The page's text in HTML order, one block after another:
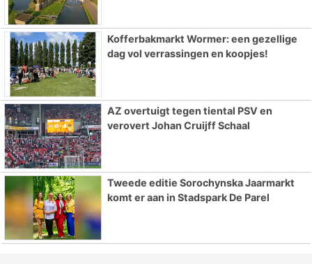
Kofferbakmarkt Wormer: een gezellige
dag vol verrassingen en koopjes!
AZ overtuigt tegen tiental PSV en
verovert Johan Cruijff Schaal
Tweede editie Sorochynska Jaarmarkt
komt er aan in Stadspark De Parel